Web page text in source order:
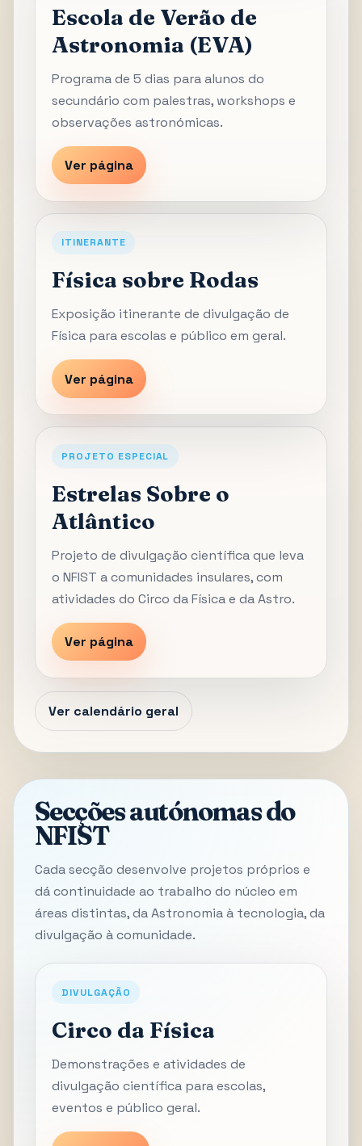
Escola de Verão de
Astronomia (EVA)
Programa de 5 dias para alunos do
secundário com palestras, workshops e
observações astronómicas.
Ver página
ITINERANTE
Física sobre Rodas
Exposição itinerante de divulgação de
Física para escolas e público em geral.
Ver página
PROJETO ESPECIAL
Estrelas Sobre o
Atlântico
Projeto de divulgação científica que leva
o NFIST a comunidades insulares, com
atividades do Circo da Física e da Astro.
Ver página
Ver calendário geral
Secções autónomas do
NFIST
Cada secção desenvolve projetos próprios e
dá continuidade ao trabalho do núcleo em
áreas distintas, da Astronomia à tecnologia, da
divulgação à comunidade.
DIVULGAÇÃO
Circo da Física
Demonstrações e atividades de
divulgação científica para escolas,
eventos e público geral.